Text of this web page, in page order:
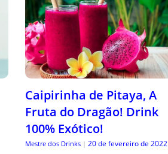
Caipirinha de Pitaya, A
Fruta do Dragão! Drink
100% Exótico!
Mestre dos Drinks | 20 de fevereiro de 2022